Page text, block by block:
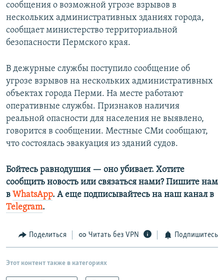
сообщения о возможной угрозе взрывов в
нескольких административных зданиях города,
сообщает министерство территориальной
безопасности Пермского края.
В дежурные службы поступило сообщение об
угрозе взрывов на нескольких административных
объектах города Перми. На месте работают
оперативные службы. Признаков наличия
реальной опасности для населения не выявлено,
говорится в сообщении. Местные СМи сообщают,
что состоялась эвакуация из зданий судов.
Бойтесь равнодушия — оно убивает. Хотите
сообщить новость или связаться нами? Пишите нам
в WhatsApp. А еще подписывайтесь на наш канал в
Telegram.
Поделиться Читать без VPN Подпишитесь
Этот контент также в категориях